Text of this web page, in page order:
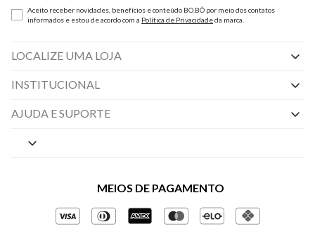
Aceito receber novidades, benefícios e conteúdo BO.BÔ por meio dos contatos
informados e estou de acordo com a Política de Privacidadeda marca.
LOCALIZE UMA LOJA
INSTITUCIONAL
Nossas Lojas
Políticas de Privacidade
Gestão de Privacidade
AJUDA E SUPORTE
Central de Preferências
Perguntas frequentes
Regulamentos e Promoções
MEIOS DE PAGAMENTO